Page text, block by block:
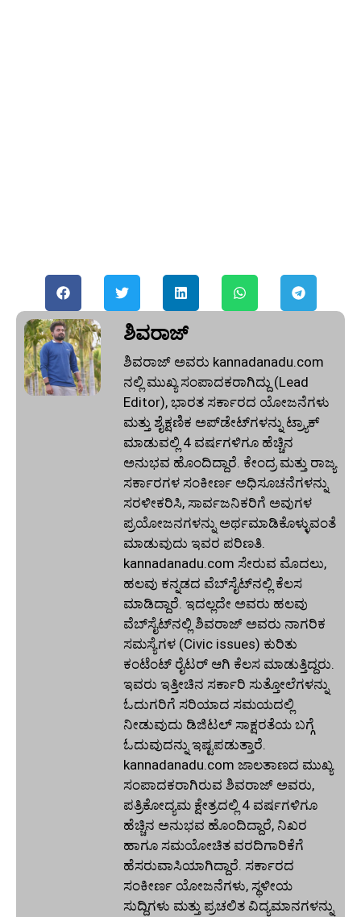
ಶಿವರಾಜ್
ಶಿವರಾಜ್ ಅವರು kannadanadu.com
ನಲ್ಲಿ ಮುಖ್ಯ ಸಂಪಾದಕರಾಗಿದ್ದು (Lead
Editor), ಭಾರತ ಸರ್ಕಾರದ ಯೋಜನೆಗಳು
ಮತ್ತು ಶೈಕ್ಷಣಿಕ ಅಪ್‌ಡೇಟ್‌ಗಳನ್ನು ಟ್ರ್ಯಾಕ್
ಮಾಡುವಲ್ಲಿ 4 ವರ್ಷಗಳಿಗೂ ಹೆಚ್ಚಿನ
ಅನುಭವ ಹೊಂದಿದ್ದಾರೆ. ಕೇಂದ್ರ ಮತ್ತು ರಾಜ್ಯ
ಸರ್ಕಾರಗಳ ಸಂಕೀರ್ಣ ಅಧಿಸೂಚನೆಗಳನ್ನು
ಸರಳೀಕರಿಸಿ, ಸಾರ್ವಜನಿಕರಿಗೆ ಅವುಗಳ
ಪ್ರಯೋಜನಗಳನ್ನು ಅರ್ಥಮಾಡಿಕೊಳ್ಳುವಂತೆ
ಮಾಡುವುದು ಇವರ ಪರಿಣತಿ.
kannadanadu.com ಸೇರುವ ಮೊದಲು,
ಹಲವು ಕನ್ನಡದ ವೆಬ್‌ಸೈಟ್‌ನಲ್ಲಿ ಕೆಲಸ
ಮಾಡಿದ್ದಾರೆ. ಇದಲ್ಲದೇ ಅವರು ಹಲವು
ವೆಬ್‌ಸೈಟ್‌ನಲ್ಲಿ ಶಿವರಾಜ್ ಅವರು ನಾಗರಿಕ
ಸಮಸ್ಯೆಗಳ (Civic issues) ಕುರಿತು
ಕಂಟೆಂಟ್ ರೈಟರ್ ಆಗಿ ಕೆಲಸ ಮಾಡುತ್ತಿದ್ದರು.
ಇವರು ಇತ್ತೀಚಿನ ಸರ್ಕಾರಿ ಸುತ್ತೋಲೆಗಳನ್ನು
ಓದುಗರಿಗೆ ಸರಿಯಾದ ಸಮಯದಲ್ಲಿ
ನೀಡುವುದು ಡಿಜಿಟಲ್ ಸಾಕ್ಷರತೆಯ ಬಗ್ಗೆ
ಓದುವುದನ್ನು ಇಷ್ಟಪಡುತ್ತಾರೆ.
kannadanadu.com ಜಾಲತಾಣದ ಮುಖ್ಯ
ಸಂಪಾದಕರಾಗಿರುವ ಶಿವರಾಜ್ ಅವರು,
ಪತ್ರಿಕೋದ್ಯಮ ಕ್ಷೇತ್ರದಲ್ಲಿ 4 ವರ್ಷಗಳಿಗೂ
ಹೆಚ್ಚಿನ ಅನುಭವ ಹೊಂದಿದ್ದಾರೆ, ನಿಖರ
ಹಾಗೂ ಸಮಯೋಚಿತ ವರದಿಗಾರಿಕೆಗೆ
ಹೆಸರುವಾಸಿಯಾಗಿದ್ದಾರೆ. ಸರ್ಕಾರದ
ಸಂಕೀರ್ಣ ಯೋಜನೆಗಳು, ಸ್ಥಳೀಯ
ಸುದ್ದಿಗಳು ಮತ್ತು ಪ್ರಚಲಿತ ವಿದ್ಯಮಾನಗಳನ್ನು